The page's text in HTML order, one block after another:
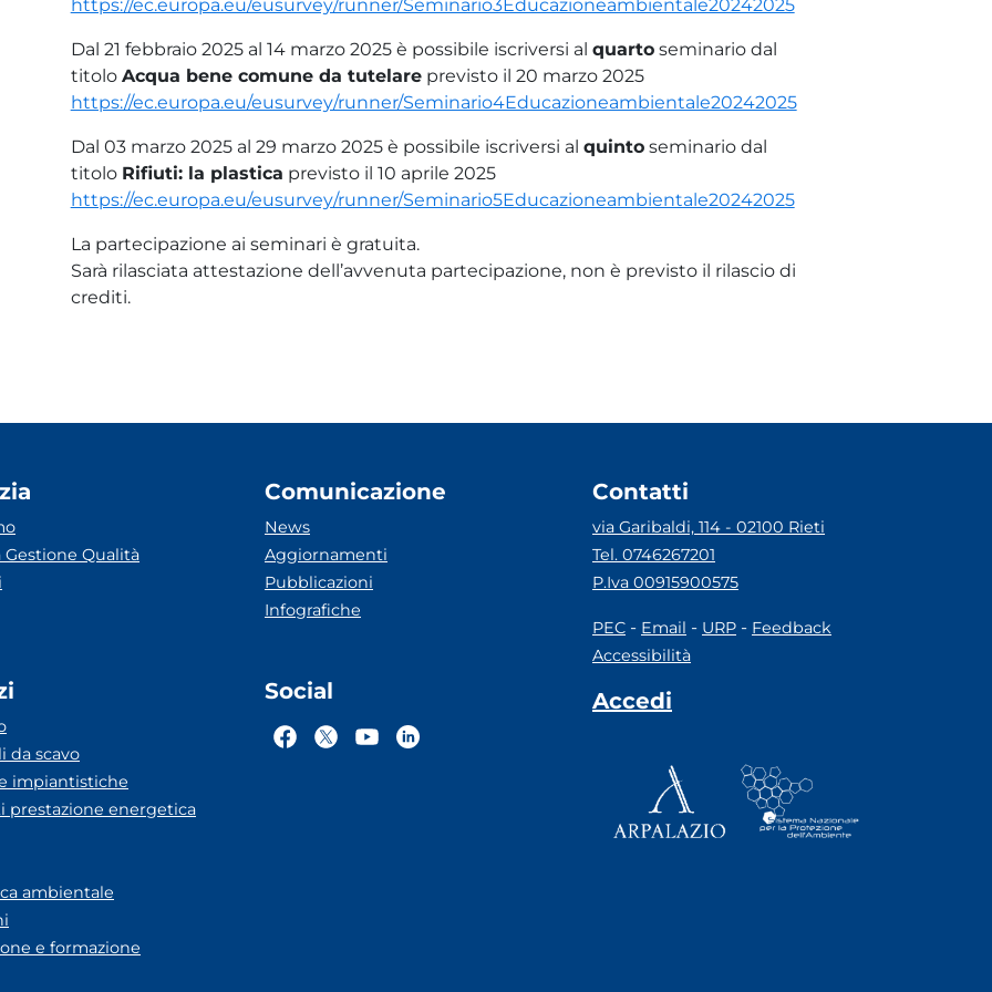
https://ec.europa.eu/eusurvey/runner/Seminario3Educazioneambientale20242025
Dal 21 febbraio 2025 al 14 marzo 2025 è possibile iscriversi al quartoseminario dal
titolo Acqua bene comune da tutelareprevisto il 20 marzo 2025
https://ec.europa.eu/eusurvey/runner/Seminario4Educazioneambientale20242025
Dal 03 marzo 2025 al 29 marzo 2025 è possibile iscriversi al quintoseminario dal
titolo Rifiuti: la plastica previsto il 10 aprile 2025
https://ec.europa.eu/eusurvey/runner/Seminario5Educazioneambientale20242025
La partecipazione ai seminari è gratuita.
Sarà rilasciata attestazione dell’avvenuta partecipazione, non è previsto il rilascio di
crediti.
Gestione Qualità
da scavo
impiantistiche
prestazione energetica
ambientale
e formazione
Comunicazione
News
Aggiornamenti
Pubblicazioni
Infografiche
Social
Contatti
via Garibaldi, 114 - 02100 Rieti
Tel. 0746267201
P.Iva 00915900575
PEC - Email - URP - Feedback
Accessibilità
Accedi